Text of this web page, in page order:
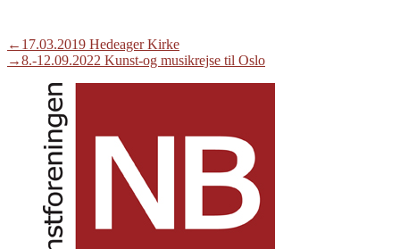
Indlægsnavigation
← Previous
post:
17.03.2019 Hedeager Kirke
→Next
8.-12.09.2022 Kunst-og musikrejse til Oslo